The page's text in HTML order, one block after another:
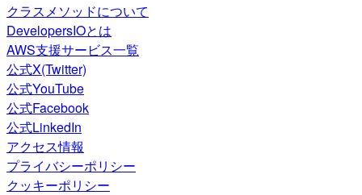
クラスメソッドについて
DevelopersIOとは
AWS支援サービス一覧
公式X(Twitter)
公式YouTube
公式Facebook
公式LinkedIn
アクセス情報
プライバシーポリシー
クッキーポリシー